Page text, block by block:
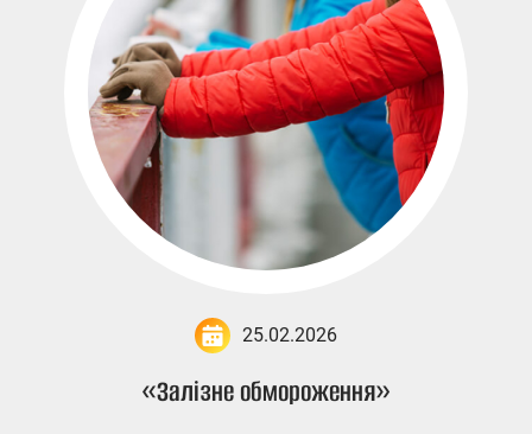
25.02.2026
«Залізне обмороження»